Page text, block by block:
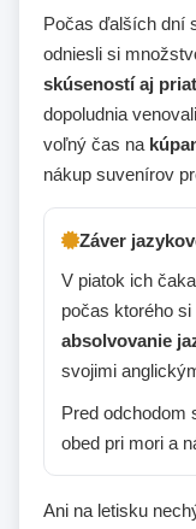
Počas ďalších dní
odniesli si
skúseností aj
dopoludnia
voľný čas na
nákup suvenírov
Záver
V piatok ich
počas ktorého si
absolvovanie
svojimi
Pred odchodom
obed pri mori a
Ani na letisku